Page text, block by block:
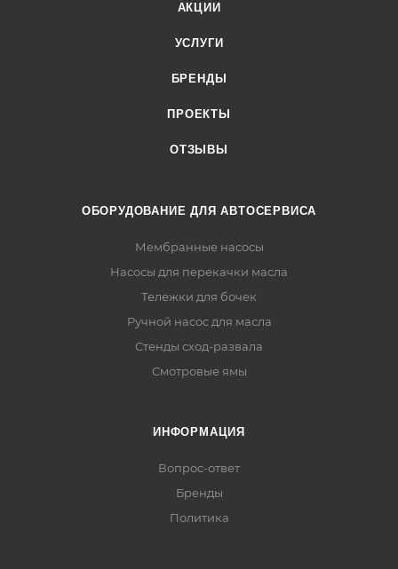
АКЦИИ
УСЛУГИ
БРЕНДЫ
ПРОЕКТЫ
ОТЗЫВЫ
ОБОРУДОВАНИЕ ДЛЯ АВТОСЕРВИСА
Мембранные насосы
Насосы для перекачки масла
Тележки для бочек
Ручной насос для масла
Стенды сход-развала
Смотровые ямы
ИНФОРМАЦИЯ
Вопрос-ответ
Бренды
Политика